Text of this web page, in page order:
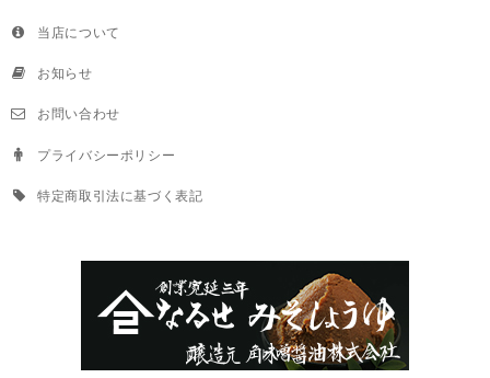
当店について
お知らせ
お問い合わせ
プライバシーポリシー
特定商取引法に基づく表記